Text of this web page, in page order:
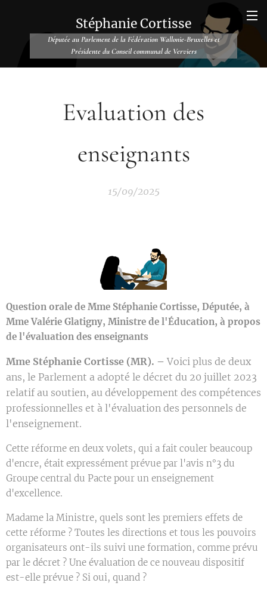
Stéphanie Cortisse
Députée au Parlement de la Fédération Wallonie-Bruxelles et
Présidente du Conseil communal de Verviers
Evaluation des
enseignants
15/09/2025
Question orale de Mme Stéphanie Cortisse, Députée, à
Mme Valérie Glatigny, Ministre de l'Éducation, à propos
de l'évaluation des enseignants
Mme Stéphanie Cortisse (MR). – Voici plus de deux
ans, le Parlement a adopté le décret du 20 juillet 2023
relatif au soutien, au développement des compétences
professionnelles et à l'évaluation des personnels de
l'enseignement.
Cette réforme en deux volets, qui a fait couler beaucoup
d'encre, était expressément prévue par l'avis n°3 du
Groupe central du Pacte pour un enseignement
d'excellence.
Madame la Ministre, quels sont les premiers effets de
cette réforme ? Toutes les directions et tous les pouvoirs
organisateurs ont-ils suivi une formation, comme prévu
par le décret ? Une évaluation de ce nouveau dispositif
est-elle prévue ? Si oui, quand ?